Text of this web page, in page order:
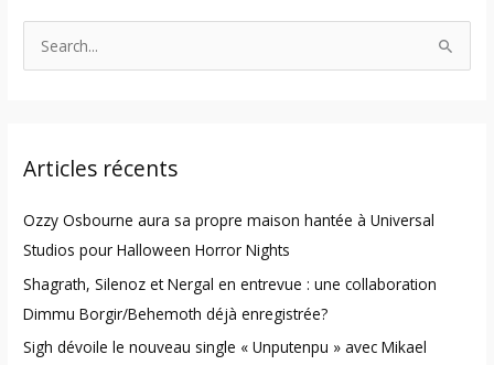
c
f
o
r
:
Articles récents
Ozzy Osbourne aura sa propre maison hantée à Universal
Studios pour Halloween Horror Nights
Shagrath, Silenoz et Nergal en entrevue : une collaboration
Dimmu Borgir/Behemoth déjà enregistrée?
Sigh dévoile le nouveau single « Unputenpu » avec Mikael